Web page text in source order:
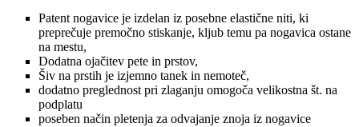
Patent nogavice je izdelan iz posebne elastične niti, ki
preprečuje premočno stiskanje, kljub temu pa nogavica ostane
na mestu,
Dodatna ojačitev pete in prstov,
Šiv na prstih je izjemno tanek in nemoteč,
dodatno preglednost pri zlaganju omogoča velikostna št. na
podplatu
poseben način pletenja za odvajanje znoja iz nogavice